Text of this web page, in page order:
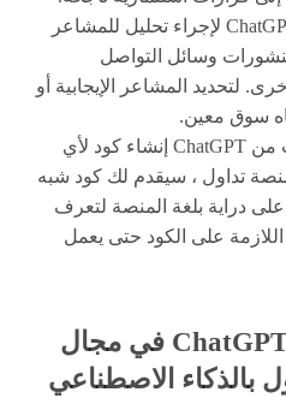
: يمكن ضبط ChatGPT لإجراء تحليل للمشاعر
وسائل التواصل
لتحديد المشاعر الإيجابية أو
سوق معين.
: يمكنك أن تطلب من ChatGPT إنشاء كود لأي
تداول ، سيقدم لك كود شبه
دراية بلغة المنصة لتعرف
اللازمة على الكود حتى يعمل
المخاطر المرتبطة بـ ChatGPT في مجال
بالذكاء الاصطناعي